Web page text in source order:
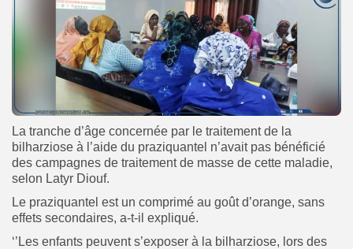
La tranche d’âge concernée par le traitement de la
bilharziose à l’aide du praziquantel n’avait pas bénéficié
des campagnes de traitement de masse de cette maladie,
selon Latyr Diouf.
Le praziquantel est un comprimé au goût d’orange, sans
effets secondaires, a-t-il expliqué.
‘’Les enfants peuvent s’exposer à la bilharziose, lors des